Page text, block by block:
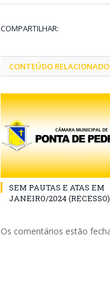
COMPARTILHAR:
CONTEÚDO RELACIONADO
SEM PAUTAS E ATAS EM
JANEIRO/2024 (RECESSO)
Os comentários estão